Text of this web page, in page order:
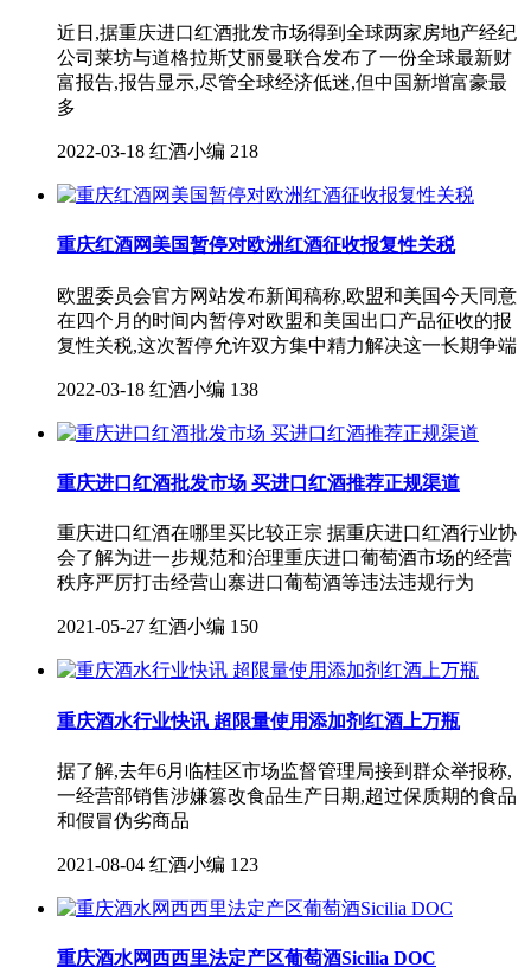
近日,据重庆进口红酒批发市场​得到全球两家房地产经纪
公司莱坊与道格拉斯艾丽曼联合发布了一份全球最新财
富报告,报告显示,尽管全球经济低迷,但中国新增富豪最
多
2022-03-18 红酒小编 218
重庆红酒网美国暂停对欧洲红酒征收报复性关税
欧盟委员会官方网站发布新闻稿称,欧盟和美国今天同意
在四个月的时间内暂停对欧盟和美国出口产品征收的报
复性关税,这次暂停允许双方集中精力解决这一长期争端
2022-03-18 红酒小编 138
重庆进口红酒批发市场 买进口红酒推荐正规渠道
重庆进口红酒在哪里买比较正宗 据重庆进口红酒行业协
会了解为进一步规范和治理重庆进口葡萄酒市场的经营
秩序严厉打击经营山寨进口葡萄酒等违法违规行为
2021-05-27 红酒小编 150
重庆酒水行业快讯 超限量使用添加剂红酒上万瓶
据了解,去年6月临桂区市场监督管理局接到群众举报称,
一经营部销售涉嫌篡改食品生产日期,超过保质期的食品
和假冒伪劣商品
2021-08-04 红酒小编 123
重庆酒水网西西里法定产区葡萄酒Sicilia DOC